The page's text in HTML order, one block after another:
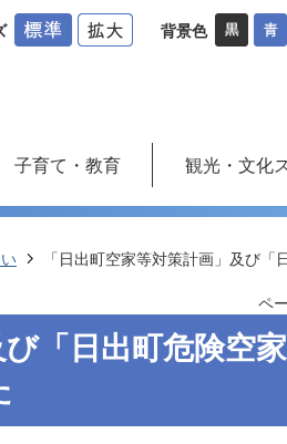
背景色
子育て・教育 観光・文化
「日出町空家等対策計画」及び
ペ
び「日出町危険空